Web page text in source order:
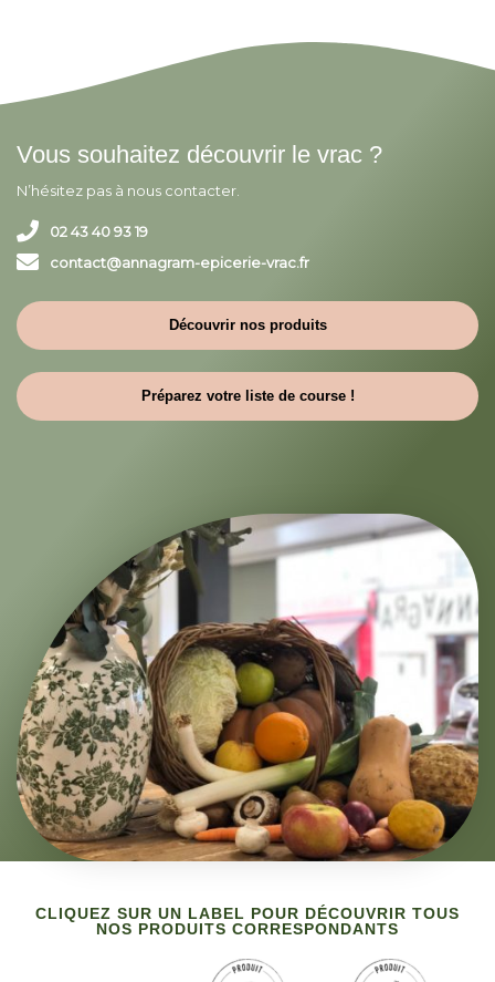
Vous souhaitez découvrir le vrac ?
N’hésitez pas à nous contacter.
02 43 40 93 19
contact@annagram-epicerie-vrac.fr
Découvrir nos produits
Préparez votre liste de course !
CLIQUEZ SUR UN LABEL POUR DÉCOUVRIR TOUS
NOS PRODUITS CORRESPONDANTS